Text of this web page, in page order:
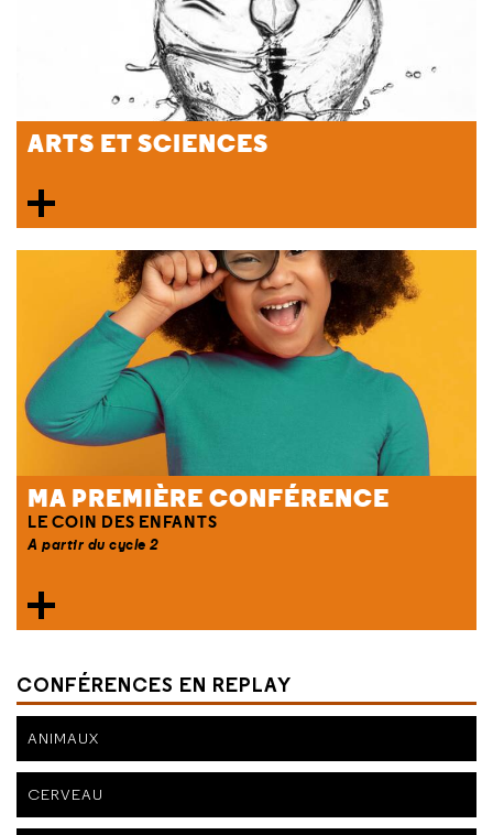
ARTS ET SCIENCES
MA PREMIÈRE CONFÉRENCE
LE COIN DES ENFANTS
A partir du cycle 2
CONFÉRENCES EN REPLAY
ANIMAUX
CERVEAU